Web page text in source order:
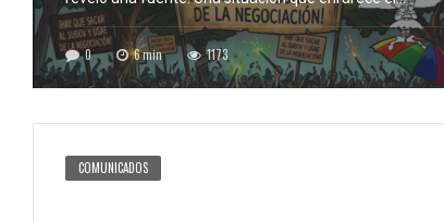
ambiente previo a la negociación. “Están bastante
demorados en sentarse a negociar“. Una frase que
escuchamos de afiliados y no afiliados. Válida. Sin
embargo, esa moratoria no obedece a […]
0 6min 1173
COMUNICADOS